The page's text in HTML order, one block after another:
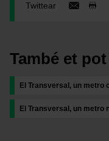
Twittear
També et
El Transversal, un metro
El Transversal, un metro